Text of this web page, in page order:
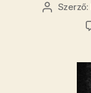
Bejegyzés
Szerző: